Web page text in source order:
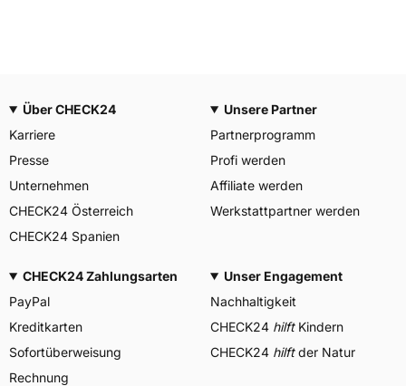
Über CHECK24
Karriere
Presse
Unternehmen
CHECK24 Österreich
CHECK24 Spanien
Unsere Partner
Partnerprogramm
Profi werden
Affiliate werden
Werkstattpartner werden
CHECK24 Zahlungsarten
PayPal
Kreditkarten
Sofortüberweisung
Rechnung
Unser Engagement
Nachhaltigkeit
CHECK24 hilftKindern
CHECK24 hilftder Natur